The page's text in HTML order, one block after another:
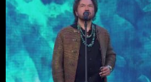
Jacka Cygana”